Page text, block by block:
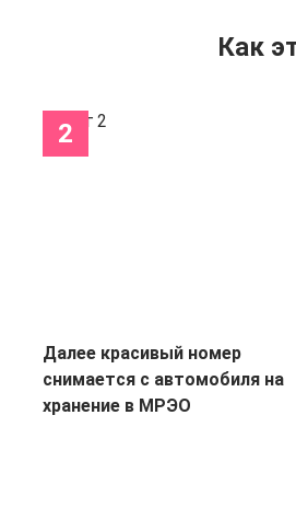
Как
2
Далее красивый номер
снимается с автомобиля на
хранение в МРЭО